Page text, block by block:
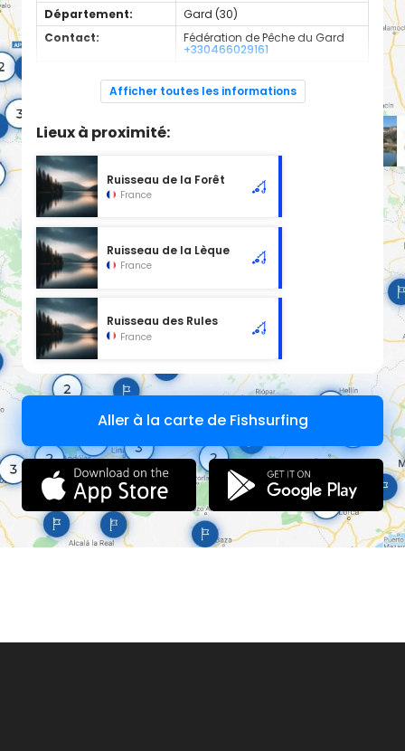
Département:
Gard (30)
Contact:
Fédération de Pêche du Gard
+330466029161
poissons:
blanc
Cours d'eau d'une longueur de 1.15 km classé en 2ème
Afficher toutes les informations
Lieux à proximité:
Ruisseau de la Forêt
France
Ruisseau de la Lèque
France
Ruisseau des Rules
France
Aller à la carte de Fishsurfing